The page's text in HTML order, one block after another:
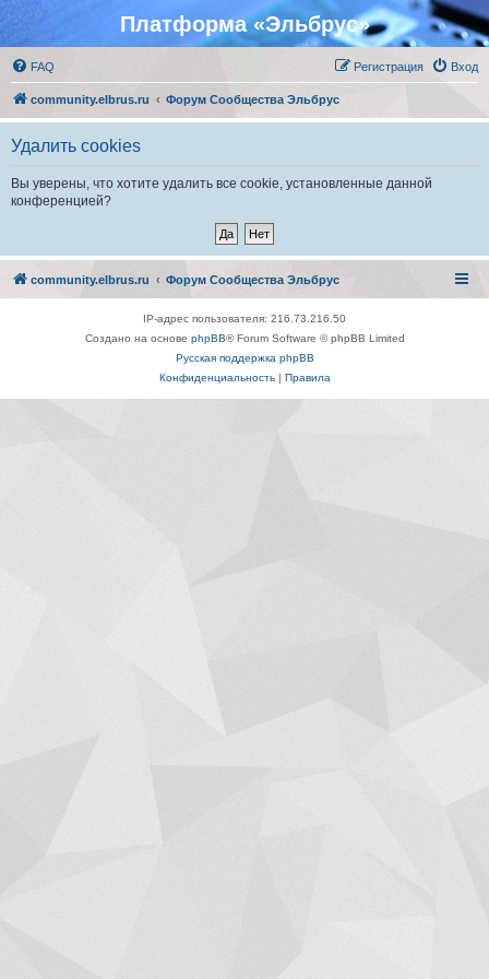
Платформа «Эльбрус»
FAQ Вход
Регистрация
community.elbrus.ru Форум Сообщества Эльбрус
Удалить cookies
Вы уверены, что хотите удалить все cookie, установленные данной
конференцией?
community.elbrus.ru Форум Сообщества Эльбрус
IP-адрес пользователя: 216.73.216.50
Создано на основе phpBB® Forum Software © phpBB Limited
Русская поддержка phpBB
Конфиденциальность| Правила